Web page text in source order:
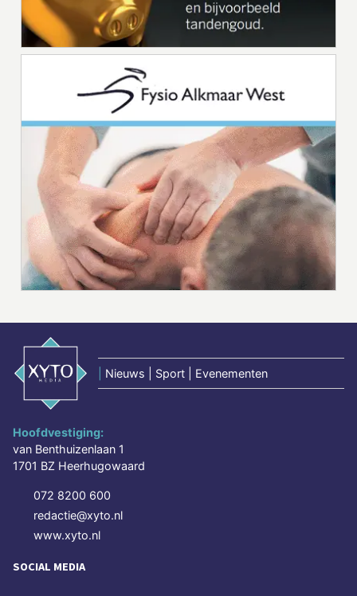
Nieuws | Sport | Evenementen
Hoofdvestiging:
van Benthuizenlaan 1
1701 BZ Heerhugowaard
072 8200 600
redactie@xyto.nl
www.xyto.nl
SOCIAL MEDIA